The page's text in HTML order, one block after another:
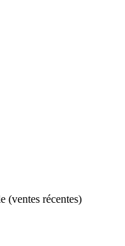
(ventes récentes)